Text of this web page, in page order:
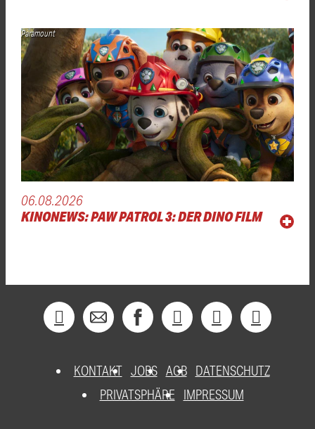
Paramount
06.08.2026
KINONEWS: PAW PATROL 3: DER DINO FILM
KONTAKT JOBS AGB DATENSCHUTZ
PRIVATSPHÄRE
IMPRESSUM